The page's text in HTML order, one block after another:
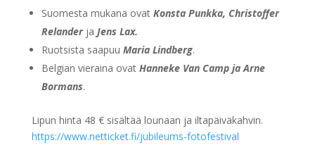
Suomesta mukana ovat Konsta Punkka, Christoffer
Relander ja Jens Lax.
Ruotsista saapuu Maria Lindberg.
Belgian vieraina ovat Hanneke Van Camp ja Arne
Bormans.
Lipun hinta 48 € sisältää lounaan ja iltapäiväkahvin.
https://www.netticket.fi/jubileums-fotofestival